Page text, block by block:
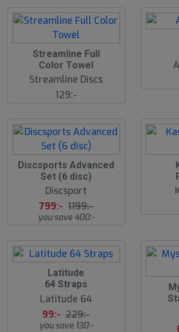
Streamline Full
Color Towel
Streamline Discs
129:-
3Discsports Advanced
Set (6 disc)
Discsport
799:- 1199:-
you save 400:-
Latitude
64 Straps
Latitude 64
99:- 229:-
you save 130:-